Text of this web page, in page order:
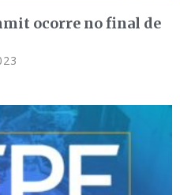
ocorre no final de